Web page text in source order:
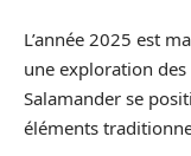
L’année 2025 est
une exploration
Salamander se
éléments